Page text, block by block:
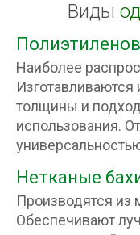
Виды
Наиболее
Изготавливаются
толщины и
использования.
Нетканые
Производятся из
Обеспечивают